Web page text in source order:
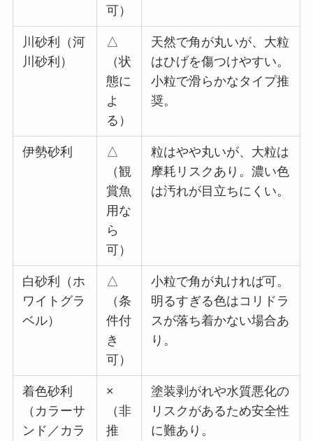
可）
川砂利（河
川砂利）
△
（状
態に
よ
る）
天然で角が丸いが、大粒
はひげを傷つけやすい。
小粒で滑らかなタイプ推
奨。
伊勢砂利
△
（観
賞魚
用な
ら
可）
粒はやや丸いが、大粒は
摩耗リスクあり。濃い色
は汚れが目立ちにくい。
白砂利（ホ
ワイトグラ
ベル）
△
（条
件付
き
可）
小粒で角が丸ければ可。
明るすぎる色はコリドラ
スが落ち着かない場合あ
り。
着色砂利
（カラーサ
ンド／カラ
×
（非
推
塗装剥がれや水質悪化の
リスクがあるため安全性
に難あり。